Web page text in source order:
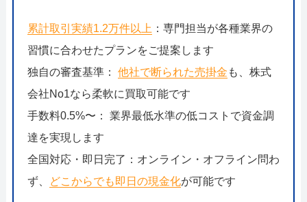
累計取引実績1.2万件以上 ：専門担当が各種業界の
習慣に合わせたプランをご提案します
独自の審査基準： 他社で断られた売掛金 も、株式
会社No1なら柔軟に買取可能です
手数料0.5%〜： 業界最低水準の低コストで資金調
達を実現します
全国対応・即日完了：オンライン・オフライン問わ
ず、
どこからでも即日の現金化が可能です